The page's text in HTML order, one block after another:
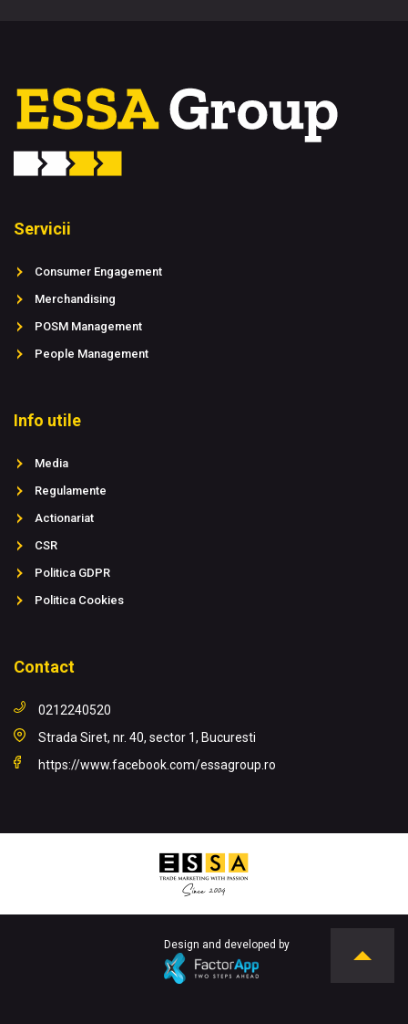
Servicii
Consumer Engagement
Merchandising
POSM Management
People Management
Info utile
Media
Regulamente
Actionariat
CSR
Politica GDPR
Politica Cookies
Contact
0212240520
Strada Siret, nr. 40, sector 1, Bucuresti
https://www.facebook.com/essagroup.ro
Design and developed by